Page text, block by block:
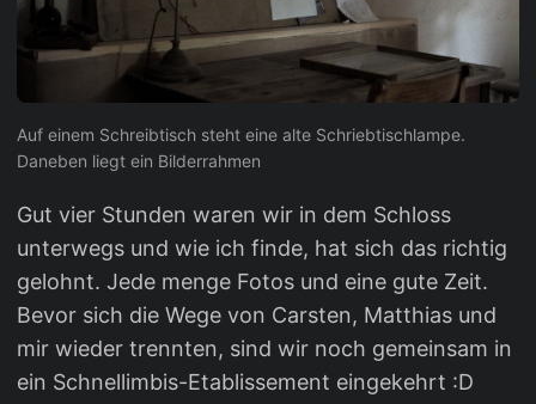
Auf einem Schreibtisch steht eine alte Schriebtischlampe.
Daneben liegt ein Bilderrahmen
Gut vier Stunden waren wir in dem Schloss
unterwegs und wie ich finde, hat sich das richtig
gelohnt. Jede menge Fotos und eine gute Zeit.
Bevor sich die Wege von Carsten, Matthias und
mir wieder trennten, sind wir noch gemeinsam in
ein Schnellimbis-Etablissement eingekehrt :D